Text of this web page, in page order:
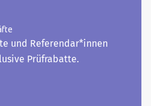
und Referendar*innen
Prüfrabatte.